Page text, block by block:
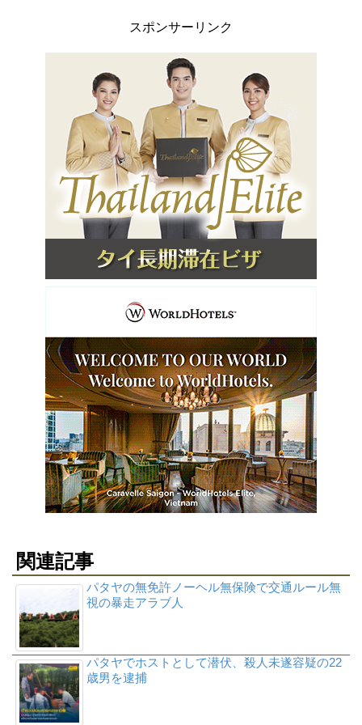
スポンサーリンク
関連記事
パタヤの無免許ノーヘル無保険で交通ルール無
視の暴走アラブ人
パタヤでホストとして潜伏、殺人未遂容疑の22
歳男を逮捕